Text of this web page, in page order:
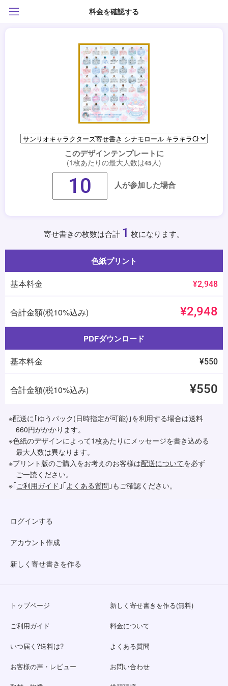
料金を確認する
このデザインテンプレートに
(1枚あたりの最大人数は45人)
人が参加した場合
寄せ書きの枚数は合計 1 枚になります。
色紙プリント
基本料金 ¥2,948
合計金額(税10%込み) ¥2,948
PDFダウンロード
基本料金 ¥550
合計金額(税10%込み) ¥550
※配送に｢ゆうパック(日時指定が可能)｣を利用する場合は送料
660円がかかります。
※色紙のデザインによって1枚あたりにメッセージを書き込める
最大人数は異なります。
※プリント版のご購入をお考えのお客様は配送についてを必ず
ご一読ください。
※｢ご利用ガイド ｣｢よくある質問 ｣もご確認ください。
ログインする
アカウント作成
新しく寄せ書きを作る
トップページ 新しく寄せ書きを作る(無料)
ご利用ガイド 料金について
いつ届く?送料は? よくある質問
お客様の声・レビュー お問い合わせ